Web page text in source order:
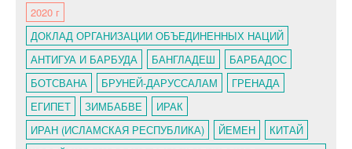
2020 г
ДОКЛАД ОРГАНИЗАЦИИ ОБЪЕДИНЕННЫХ НАЦИЙ
АНТИГУА И БАРБУДА
БАНГЛАДЕШ
БАРБАДОС
БОТСВАНА
БРУНЕЙ-ДАРУССАЛАМ
ГРЕНАДА
ЕГИПЕТ
ЗИМБАБВЕ
ИРАК
ИРАН (ИСЛАМСКАЯ РЕСПУБЛИКА)
ЙЕМЕН
КИТАЙ